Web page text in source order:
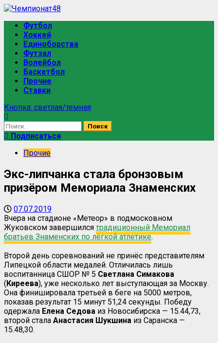
Футбол
Хоккей
Единоборства
Футзал
Волейбол
Баскетбол
Прочие
Ставки
Кнопка: светлая/темная
Подписаться
Прочие
Экс-липчанка стала бронзовым
призёром Мемориала Знаменских
07.07.2019
Вчера на стадионе «Метеор» в подмосковном
Жуковском завершился традиционный Мемориал
братьев Знаменских по лёгкой атлетике.
Второй день соревнований не принёс представителям
Липецкой области медалей. Отличилась лишь
воспитанница СШОР № 5 Светлана Симакова
(Киреева), уже несколько лет выступающая за Москву.
Она финишировала третьей в беге на 5000 метров,
показав результат 15 минут 51,24 секунды. Победу
одержала Елена Седова из Новосибирска — 15.44,73,
второй стала Анастасия Шукшина из Саранска —
15.48,30.